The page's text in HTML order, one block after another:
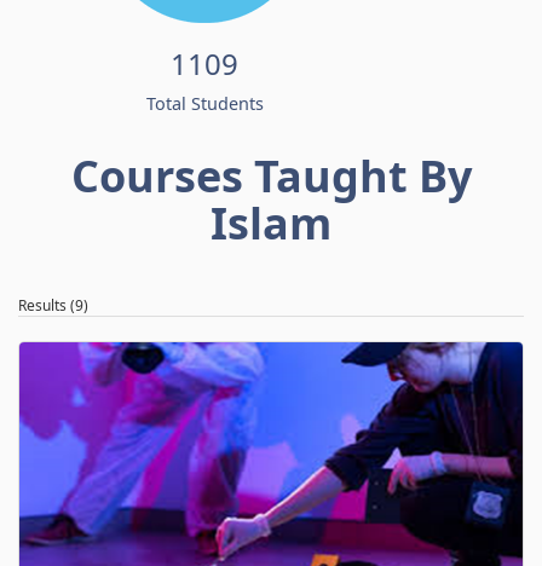
1109
Total Students
Courses Taught By
Islam
Results (9)